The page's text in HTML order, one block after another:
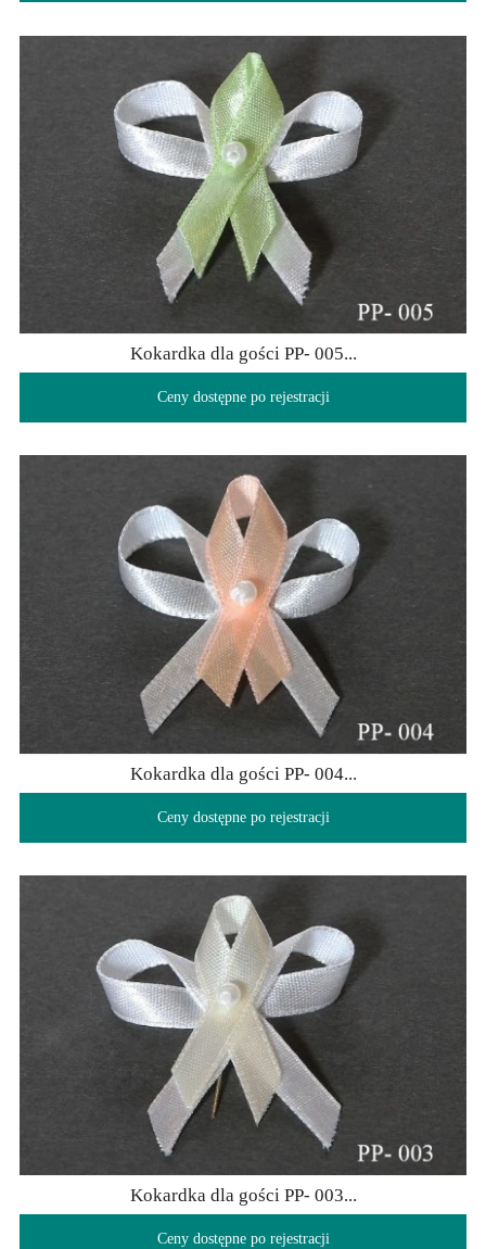
Kokardka dla gości PP- 005...
Ceny dostępne po rejestracji
Kokardka dla gości PP- 004...
Ceny dostępne po rejestracji
Kokardka dla gości PP- 003...
Ceny dostępne po rejestracji